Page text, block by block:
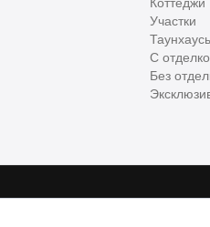
Коттеджи
Участки
С
Без